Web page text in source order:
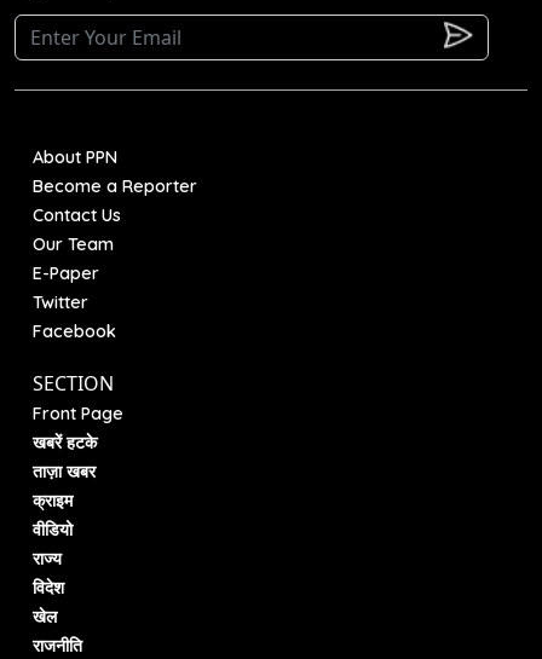
About PPN
Become a Reporter
Contact Us
Our Team
E-Paper
Twitter
Facebook
SECTION
Front Page
खबरें हटके
ताज़ा खबर
क्राइम
वीडियो
राज्य
विदेश
खेल
राजनीति